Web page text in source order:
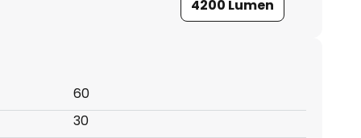
4200 Lumen
60
30